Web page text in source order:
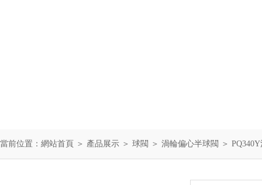
當前位置： 網站首頁 ＞ 產品展示 ＞ 球閥 ＞ 渦輪偏心半球閥 ＞